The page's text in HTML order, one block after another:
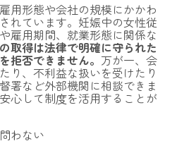
用形態や会社の規模にかかわ
れています。妊娠中の女性従
雇用期間、就業形態に関係な
取得は法律で明確に守られた
拒否できません。 万が一、会
り、不利益な扱いを受けたり
署など外部機関に相談できま
心して制度を活用することが
わない